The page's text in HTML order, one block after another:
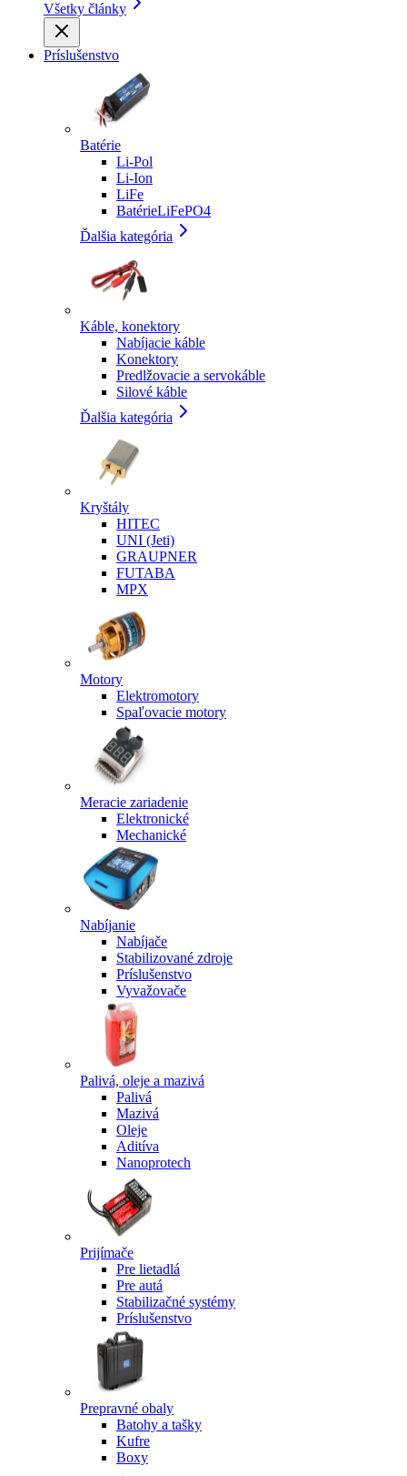
Všetky články
Príslušenstvo
Batérie
Li-Pol
Li-Ion
LiFe
BatérieLiFePO4
Ďalšia kategória
Káble, konektory
Nabíjacie káble
Konektory
Predlžovacie a servokáble
Silové káble
Ďalšia kategória
Kryštály
HITEC
UNI (Jeti)
GRAUPNER
FUTABA
MPX
Motory
Elektromotory
Spaľovacie motory
Meracie zariadenie
Elektronické
Mechanické
Nabíjanie
Nabíjače
Stabilizované zdroje
Príslušenstvo
Vyvažovače
Palivá, oleje a mazivá
Palivá
Mazivá
Oleje
Aditíva
Nanoprotech
Prijímače
Pre lietadlá
Pre autá
Stabilizačné systémy
Príslušenstvo
Prepravné obaly
Batohy a tašky
Kufre
Boxy